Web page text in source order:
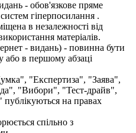
- обов'язкове пряме
гіперпосилання .
в незалежності від
матеріалів.
- видань) - повинна бути
або в першому абзаці
"Експертиза", "Заява",
"Вибори", "Тест-драйв",
на правах
спільно з